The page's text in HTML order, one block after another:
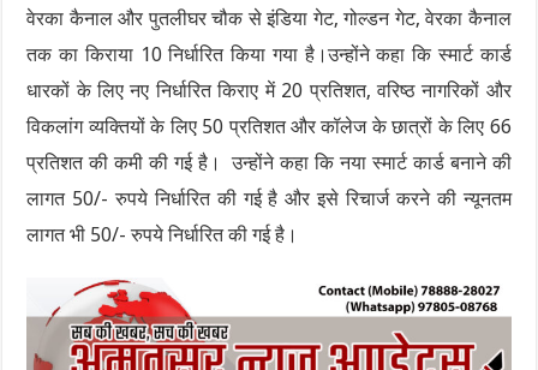
वेरका कैनाल और पुतलीघर चौक से इंडिया गेट, गोल्डन गेट, वेरका कैनाल
तक का किराया 10 निर्धारित किया गया है।उन्होंने कहा कि स्मार्ट कार्ड
धारकों के लिए नए निर्धारित किराए में 20 प्रतिशत, वरिष्ठ नागरिकों और
विकलांग व्यक्तियों के लिए 50 प्रतिशत और कॉलेज के छात्रों के लिए 66
प्रतिशत की कमी की गई है। उन्होंने कहा कि नया स्मार्ट कार्ड बनाने की
लागत 50/- रुपये निर्धारित की गई है और इसे रिचार्ज करने की न्यूनतम
लागत भी 50/- रुपये निर्धारित की गई है।